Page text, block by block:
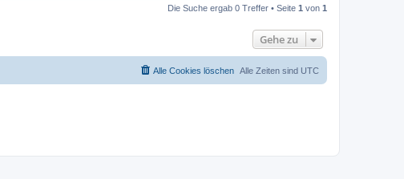
Die Suche ergab 0 Treffer • Seite 1 von 1
Gehe zu
Alle Zeiten sind UTC
Alle Cookies löschen